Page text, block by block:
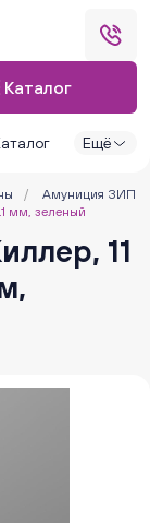
Каталог
Ещё
/
Амуниция ЗИП
мм, зеленый
11